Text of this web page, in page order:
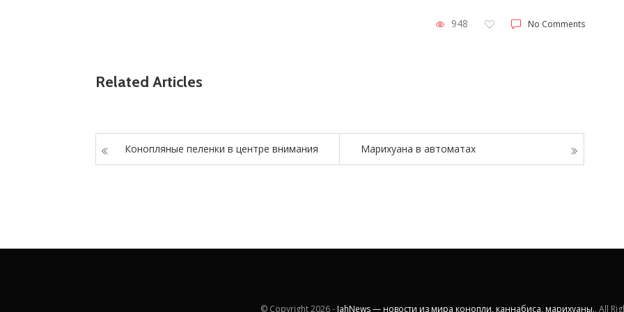
948 No Comments
Related Articles
Конопляные пеленки в центре внимания Марихуана в автоматах
© Copyright2026 - JahNews — новости из мира конопли, каннабиса, марихуаны.. All